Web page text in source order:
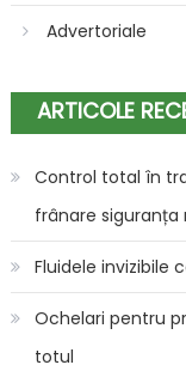
Advertoriale
ARTICOLE
Control total în
frânare
Fluidele invizibile
Ochelari pentru
totul